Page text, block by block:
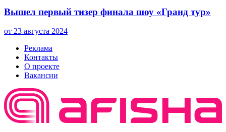
Вышел первый тизер финала шоу «Гранд тур»
от 23 августа 2024
Реклама
Контакты
О проекте
Вакансии